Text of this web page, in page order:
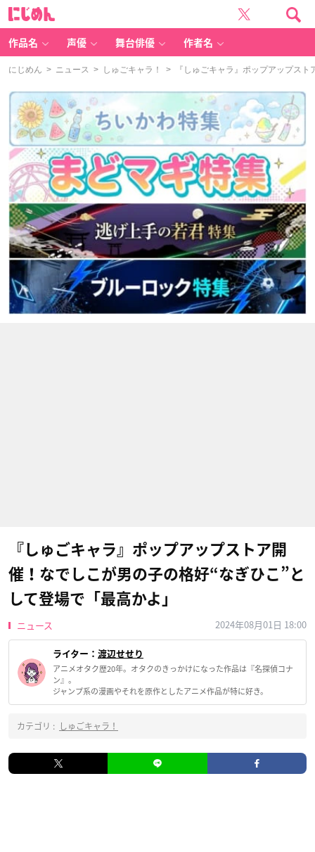
作品名 声優 舞台俳優 作者名
にじめん > ニュース > しゅごキャラ！ > 『しゅごキャラ』ポップアップスト
『しゅごキャラ』ポップアップストア開
催！なでしこが男の子の格好“なぎひこ”と
して登場で「最高かよ」
ニュース 2024年08月01日 18:00
ライター： 渡辺せせり
アニメオタク歴20年。オタクのきっかけになった作品は『名探偵コナ
ン』。
ジャンプ系の漫画やそれを原作としたアニメ作品が特に好き。
カテゴリ : しゅごキャラ！